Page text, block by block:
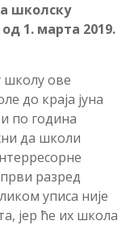
школску
1. марта 2019.
школу ове
до краја јуна
по година
да школи
разред
уписа није
јер ће их школа